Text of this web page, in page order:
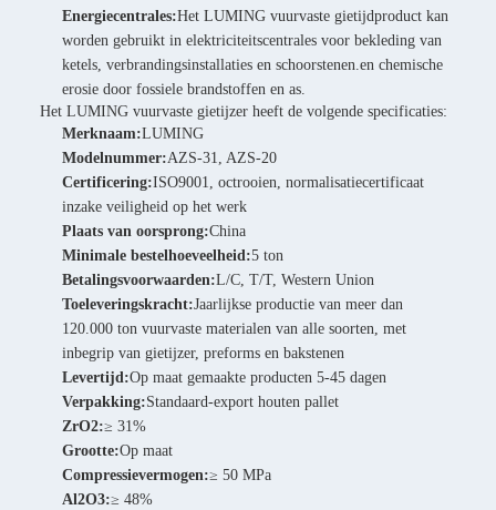
Energiecentrales:Het LUMING vuurvaste gietijdproduct kan
worden gebruikt in elektriciteitscentrales voor bekleding van
ketels, verbrandingsinstallaties en schoorstenen.en chemische
erosie door fossiele brandstoffen en as.
Het LUMING vuurvaste gietijzer heeft de volgende specificaties:
Merknaam:LUMING
Modelnummer:AZS-31, AZS-20
Certificering:ISO9001, octrooien, normalisatiecertificaat
inzake veiligheid op het werk
Plaats van oorsprong:China
Minimale bestelhoeveelheid:5 ton
Betalingsvoorwaarden:L/C, T/T, Western Union
Toeleveringskracht:Jaarlijkse productie van meer dan
120.000 ton vuurvaste materialen van alle soorten, met
inbegrip van gietijzer, preforms en bakstenen
Levertijd:Op maat gemaakte producten 5-45 dagen
Verpakking:Standaard-export houten pallet
ZrO2:≥ 31%
Grootte:Op maat
Compressievermogen:≥ 50 MPa
Al2O3:≥ 48%